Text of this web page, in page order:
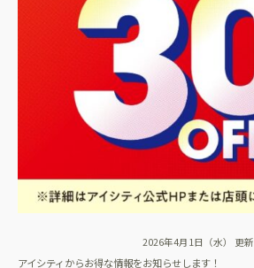
2026年4月1日（水） 更新
アイシティからお得な情報をお知らせします！